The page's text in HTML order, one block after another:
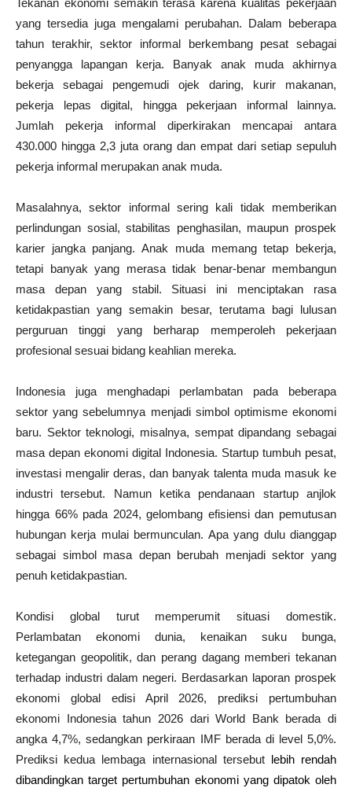
Tekanan ekonomi semakin terasa karena kualitas pekerjaan
yang tersedia juga mengalami perubahan. Dalam beberapa
tahun terakhir, sektor informal berkembang pesat sebagai
penyangga lapangan kerja. Banyak anak muda akhirnya
bekerja sebagai pengemudi ojek daring, kurir makanan,
pekerja lepas digital, hingga pekerjaan informal lainnya.
Jumlah pekerja informal diperkirakan mencapai antara
430.000 hingga 2,3 juta orang dan empat dari setiap sepuluh
pekerja informal merupakan anak muda.
Masalahnya, sektor informal sering kali tidak memberikan
perlindungan sosial, stabilitas penghasilan, maupun prospek
karier jangka panjang. Anak muda memang tetap bekerja,
tetapi banyak yang merasa tidak benar-benar membangun
masa depan yang stabil. Situasi ini menciptakan rasa
ketidakpastian yang semakin besar, terutama bagi lulusan
perguruan tinggi yang berharap memperoleh pekerjaan
profesional sesuai bidang keahlian mereka.
Indonesia juga menghadapi perlambatan pada beberapa
sektor yang sebelumnya menjadi simbol optimisme ekonomi
baru. Sektor teknologi, misalnya, sempat dipandang sebagai
masa depan ekonomi digital Indonesia. Startup tumbuh pesat,
investasi mengalir deras, dan banyak talenta muda masuk ke
industri tersebut. Namun ketika pendanaan startup anjlok
hingga 66% pada 2024, gelombang efisiensi dan pemutusan
hubungan kerja mulai bermunculan. Apa yang dulu dianggap
sebagai simbol masa depan berubah menjadi sektor yang
penuh ketidakpastian.
Kondisi global turut memperumit situasi domestik.
Perlambatan ekonomi dunia, kenaikan suku bunga,
ketegangan geopolitik, dan perang dagang memberi tekanan
terhadap industri dalam negeri. Berdasarkan laporan prospek
ekonomi global edisi April 2026, prediksi pertumbuhan
ekonomi Indonesia tahun 2026 dariWorld Bank berada di
angka 4,7%, sedangkan perkiraan IMFberada di level 5,0%.
Prediksi kedua lembaga internasional tersebut lebih rendah
dibandingkan target pertumbuhan ekonomi yang dipatok oleh